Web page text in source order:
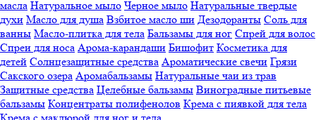
масла Натуральное мыло Черное мыло Натуральные твердые
духи Масло для душа Взбитое масло ши Дезодоранты Соль для
ванны Масло-плитка для тела Бальзамы для ног Спрей для волос
Спреи для носа Арома-карандаши Бишофит Косметика для
детей Солнцезащитные средства Ароматические свечи Грязи
Cакского озера Аромабальзамы Натуральные чаи из трав
Защитные средства Целебные бальзамы Виноградные питьевые
бальзамы Концентраты полифенолов Крема с пиявкой для тела